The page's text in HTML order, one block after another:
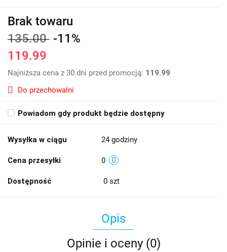
Brak towaru
135.00 -11%
119.99
Najniższa cena z 30 dni przed promocją: 119.99
Do przechowalni
Powiadom gdy produkt będzie dostępny
Wysyłka w ciągu 24 godziny
Cena przesyłki 0
Dostępność 0 szt
Opis
Opinie i oceny (0)